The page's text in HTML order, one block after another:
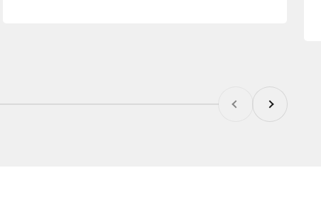
Volgende